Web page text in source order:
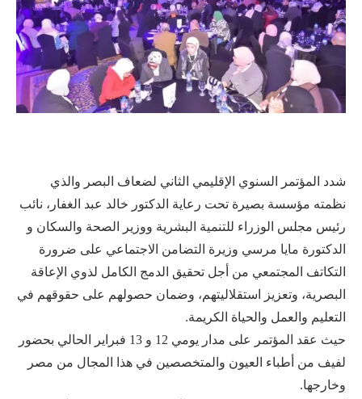
شدد المؤتمر السنوي الإقليمي الثاني لضعاف البصر والذي
نظمته مؤسسة بصيرة تحت رعاية الدكتور خالد عبد الغفار، نائب
رئيس مجلس الوزراء للتنمية البشرية ووزير الصحة والسكان و
الدكتورة مايا مرسي وزيرة التضامن الاجتماعي على ضرورة
التكاتف المجتمعي من أجل تحقيق الدمج الكامل لذوي الإعاقة
البصرية، وتعزيز استقلاليتهم، وضمان حصولهم على حقوقهم في
التعليم والعمل والحياة الكريمة.
حيث عقد المؤتمر على مدار يومي 12 و 13 فبراير الحالي بحضور
لفيف من أطباء العيون والمتخصصين في هذا المجال من مصر
وخارجها.